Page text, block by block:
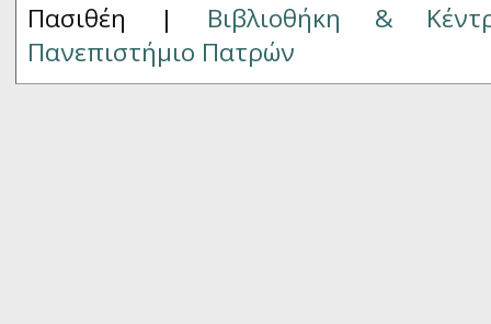
Πασιθέη | Βιβλιοθήκη &
Πανεπιστήμιο Πατρών